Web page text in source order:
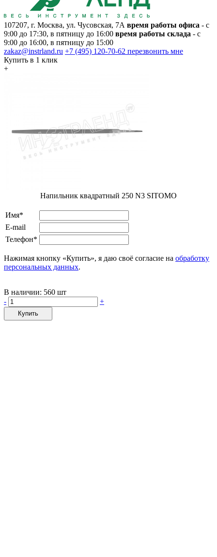
107207, г. Москва, ул. Чусовская, 7А время работы офиса - с
9:00 до 17:30, в пятницу до 16:00 время работы склада - с
9:00 до 16:00, в пятницу до 15:00
zakaz@instrland.ru +7 (495) 120-70-62 перезвонить мне
Купить в 1 клик
+
Напильник квадратный 250 N3 SITOMO
Имя*
E-mail
Телефон*
Нажимая кнопку «Купить», я даю своё согласие на обработку
персональных данных.
В наличии: 560 шт
-
+
Купить